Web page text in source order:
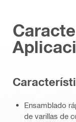
Ensamblado
de varillas de